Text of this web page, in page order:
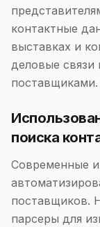
контактные
выставках и
деловые связи
поставщиками.
поиска
Современные
поставщиков.
парсеры для